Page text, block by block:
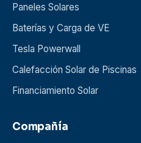
Paneles Solares
Baterías y Carga de VE
Tesla Powerwall
Calefacción Solar de Piscinas
Financiamiento Solar
Compañía